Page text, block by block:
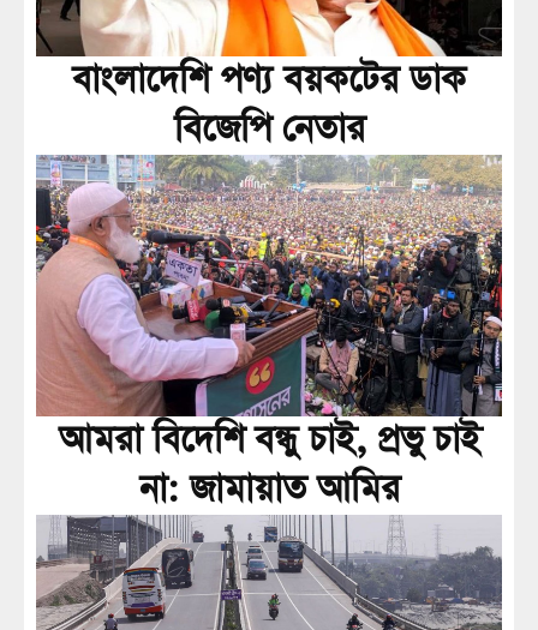
বাংলাদেশি পণ্য বয়কটের ডাক
বিজেপি নেতার
আমরা বিদেশি বন্ধু চাই, প্রভু চাই
না: জামায়াত আমির